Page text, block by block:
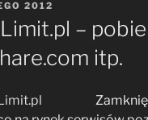
2012
–
itp.